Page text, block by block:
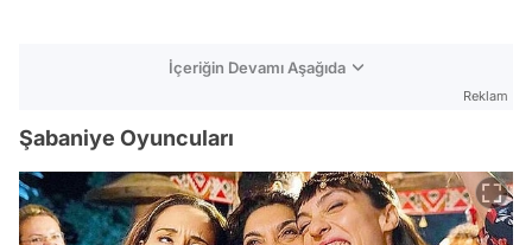
İçeriğin Devamı Aşağıda
Reklam
Şabaniye Oyuncuları